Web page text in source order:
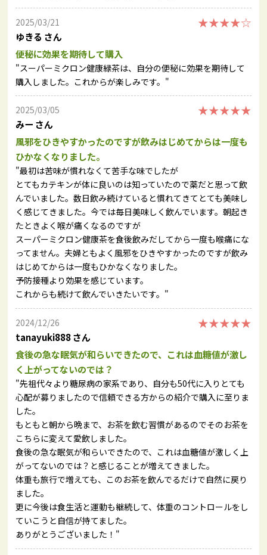
2025/03/21
ゆきる さん
★★★★☆
便秘に効果を期待して購入
"スーパーミクロン健康緑茶は、自分の便秘に効果を期待して
購入しました。これからが楽しみです。"
2025/03/05
みー さん
★★★★★
風邪をひきやすかったのですが飲みはじめてからは一度も
ひかなくなりました。
"最初は苦味が慣れなくて苦手な味でしたが
とてもカテキンが体に良いのは知っていたので薬だと思って飲
んでいました。数日飲み続けていると慣れてきてとても美味し
く感じてきました。今では毎日美味しく飲んでいます。朝起き
たときよく喉が痛くなるのですが
スーパーミクロン健康茶を食後飲みだしてから一度も喉痛にな
ってません。夫婦ともよく風邪をひきやすかったのですが飲み
はじめてからは一度もひかなくなりました。
予防接種より効果を感じています。
これからも続けて飲んでいきたいです。"
2024/12/26
tanayuki888 さん
★★★★★
食後の急な眠気が和らいできたので、これは血糖値が激し
く上がってないのでは？
"先祖代々より糖尿病の家系であり、自分も50代に入りとても
心配が募りましたので信頼できる方からの紹介で購入に至りま
した。
もともと朝から晩まで、お茶を飲む習慣があるのでそのお茶を
こちらに変えて愛飲しました。
食後の急な眠気が和らいできたので、これは血糖値が激しく上
がってないのでは？と感じることが増えてきました。
体重も旅行で増えても、このお茶を飲んでるだけで自然に戻り
ました。
更に今後は食生活と運動も継続して、体重のコントロールをし
ていこうと自信が持てました。
ありがとうございました！"